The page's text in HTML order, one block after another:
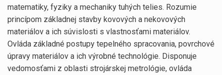
matematiky, fyziky a mechaniky tuhých telies. Rozumie
princípom základnej stavby kovových a nekovových
materiálov a ich súvislosti s vlastnosťami materiálov.
Ovláda základné postupy tepelného spracovania, povrchové
úpravy materiálov a ich výrobné technológie. Disponuje
vedomosťami z oblasti strojárskej metrológie, ovláda